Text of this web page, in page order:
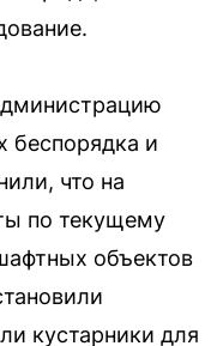
беспорядка и
что на
по текущему
объектов
кустарники для